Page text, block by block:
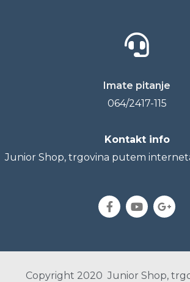
Imate pitanje
064/2417-115
Kontakt info
Junior Shop, trgovina putem
Copyright 2020 Junior Shop,